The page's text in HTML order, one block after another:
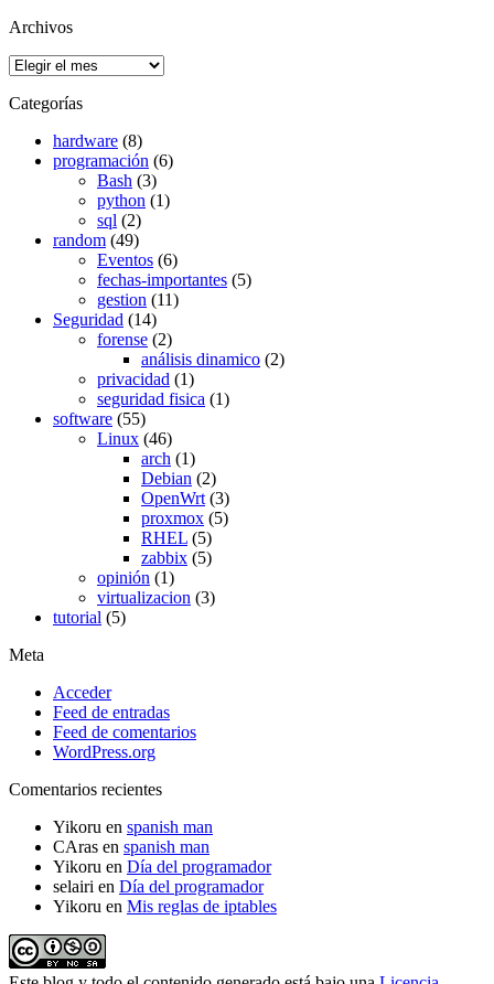
Archivos
Archivos
Categorías
hardware (8)
programación (6)
Bash (3)
python (1)
sql (2)
random (49)
Eventos (6)
fechas-importantes (5)
gestion (11)
Seguridad (14)
forense (2)
análisis dinamico (2)
privacidad (1)
seguridad fisica (1)
software (55)
Linux (46)
arch (1)
Debian (2)
OpenWrt (3)
proxmox (5)
RHEL (5)
zabbix (5)
opinión (1)
virtualizacion (3)
tutorial (5)
Meta
Acceder
Feed de entradas
Feed de comentarios
WordPress.org
Comentarios recientes
Yikoru en spanish man
CAras en spanish man
Yikoru en Día del programador
selairi en Día del programador
Yikoru en Mis reglas de iptables